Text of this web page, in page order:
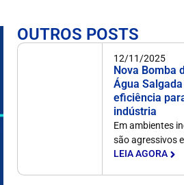
OUTROS POSTS
12/11/2025
Nova Bomba
Água
eficiência
indústria
Em ambientes
são agressivos
LEIA AGORA